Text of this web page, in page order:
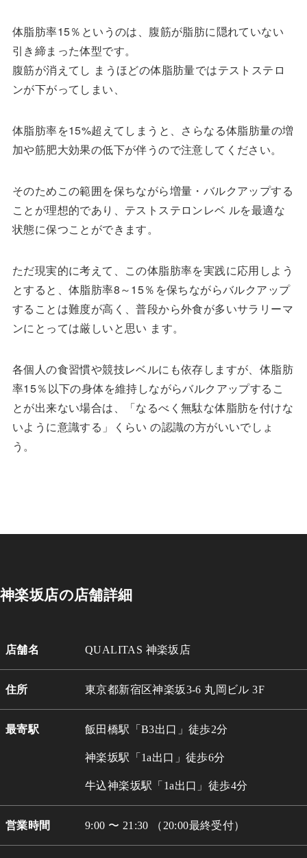
体脂肪率15％というのは、腹筋が脂肪に隠れていない
引き締まった体型です。
腹筋が消えてし まうほどの体脂肪量ではテストステロ
ンが下がってしまい、
体脂肪率を15%超えてしまうと、さらなる体脂肪量の増
加や筋肥大効果の低下が伴うので注意してください。
そのためこの範囲を保ちながら増量・バルクアップする
ことが理想的であり、テストステロンレベ ルを最適な
状態に保つことができます。
ただ現実的に考えて、この体脂肪率を実践に応用しよう
とすると、体脂肪率8～15％を保ちながらバルクアップ
することは難度が高く、普段から外食が多いサラリーマ
ンにとっては厳しいと思い ます。
各個人の食習慣や競技レベルにも依存しますが、体脂肪
率15％以下の身体を維持しながらバルクアップするこ
とが出来ない場合は、「なるべく無駄な体脂肪を付けな
いように意識する」くらい の認識の方がいいでしょ
う。
神楽坂店の店舗詳細
店舗名 QUALITAS 神楽坂店
住所 東京都新宿区神楽坂3-6 丸岡ビル 3F
最寄駅 飯田橋駅「B3出口」徒歩2分
神楽坂駅「1a出口」徒歩6分
牛込神楽坂駅「1a出口」徒歩4分
営業時間 9:00 〜 21:30 （20:00最終受付）